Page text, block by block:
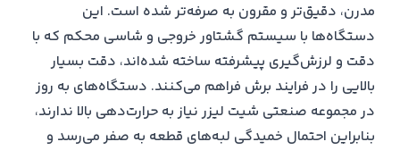
مدرن، دقیق‌تر و مقرون به صرفه‌تر شده است. این
دستگاه‌ها با سیستم گشتاور خروجی و شاسی محکم که با
دقت و لرزش‌گیری پیشرفته ساخته شده‌اند، دقت بسیار
بالایی را در فرایند برش فراهم می‌کنند. دستگاه‌های به روز
در مجموعه صنعتی شیت لیزر نیاز به حرارت‌دهی بالا ندارند،
بنابراین احتمال خمیدگی لبه‌های قطعه به صفر می‌رسد و